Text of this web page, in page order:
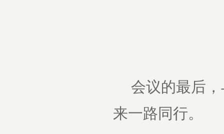
会议的最后
来一路同行。